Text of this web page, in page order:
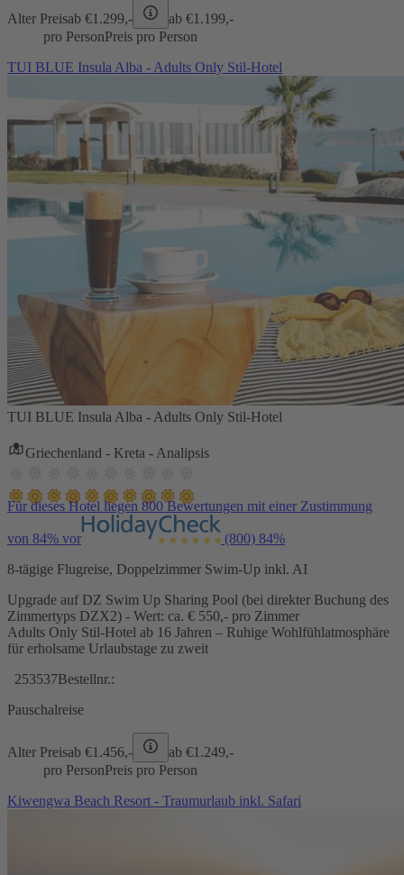
Alter Preisab €1.299,- ab €1.199,-
pro PersonPreis pro Person
TUI BLUE Insula Alba - Adults Only Stil-Hotel
TUI BLUE Insula Alba - Adults Only Stil-Hotel
Griechenland - Kreta - Analipsis
Für dieses Hotel liegen 800 Bewertungen mit einer Zustimmung
von 84% vor (800) 84%
8-tägige Flugreise, Doppelzimmer Swim-Up inkl. AI
Upgrade auf DZ Swim Up Sharing Pool (bei direkter Buchung des
Zimmertyps DZX2) - Wert: ca. € 550,- pro Zimmer
Adults Only Stil-Hotel ab 16 Jahren – Ruhige Wohlfühlatmosphäre
für erholsame Urlaubstage zu zweit
253537Bestellnr.:
Pauschalreise
Alter Preisab €1.456,- ab €1.249,-
pro PersonPreis pro Person
Kiwengwa Beach Resort - Traumurlaub inkl. Safari